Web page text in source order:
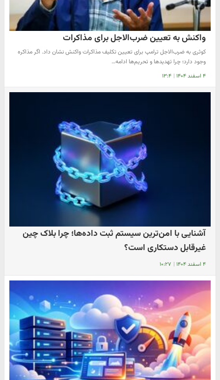
واکنش به تعیین ضرب‌الاجل برای مذاکرات
کوثری به ضرب‌الاجل ترامپ برای تعیین تکلیف مذاکرات واکنش نشان داد. اگر مذاکره
وجود دارد؛ چرا تهدیدها و تحریم‌ها ادامه…
۴ اسفند ۱۴۰۴ | ۱۳:۴
آشنایی با امن‌ترین سیستم ثبت داده‌ها؛ چرا بلاک چین
غیرقابل دستکاری است؟
۴ اسفند ۱۴۰۴ | ۱۰:۲۷